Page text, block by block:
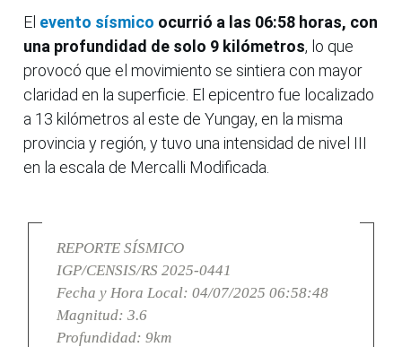
El evento sísmico ocurrió a las 06:58 horas, con
una profundidad de solo 9 kilómetros, lo que
provocó que el movimiento se sintiera con mayor
claridad en la superficie. El epicentro fue localizado
a 13 kilómetros al este de Yungay, en la misma
provincia y región, y tuvo una intensidad de nivel III
en la escala de Mercalli Modificada.
REPORTE SÍSMICO
IGP/CENSIS/RS 2025-0441
Fecha y Hora Local: 04/07/2025 06:58:48
Magnitud: 3.6
Profundidad: 9km